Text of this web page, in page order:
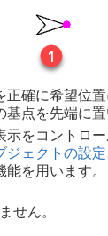
正確に希望位
点を先端に置
示をコントロ
ジェクトの設定
能を用います。
せん。